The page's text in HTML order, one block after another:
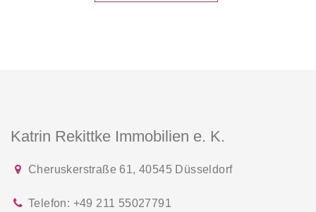
Katrin Rekittke Immobilien e. K.
Cheruskerstraße 61, 40545 Düsseldorf
Telefon: +49 211 55027791